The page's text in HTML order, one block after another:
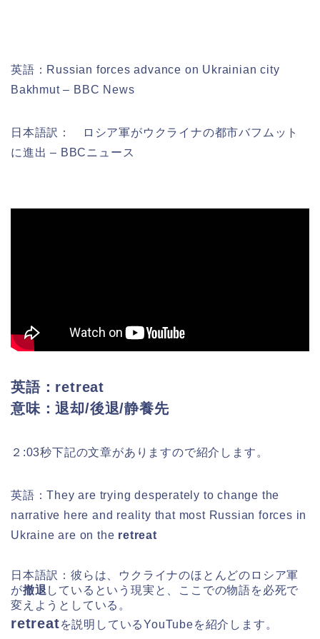
英語：Russian forces advance on Ukrainian city
Bakhmut – BBC News
日本語訳：
ロシア軍がウクライナの都市バフムット
に進出 – BBCニュース
英語：retreat
意味：退却/後退/静養先
２:03秒下記の文章がありますので紹介します。
英語：They are trying desperately to change the
narrative here and reality that most Russian forces in
Ukraine are on the retreat
日本語訳：彼らは、ウクライナのほとんどのロシア軍
が撤退 しているという現実と、ここでの物語を必死で
変えようとしている。
retreatを説明しているYouTubeを紹介します。